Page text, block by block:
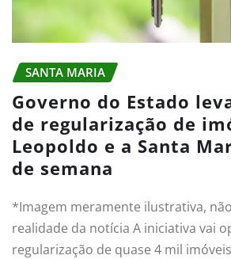
SANTA MARIA
Governo do Estado
de regularização de
Leopoldo e a Santa
de semana
*Imagem meramente ilustrativa,
realidade da notícia A iniciativa vai
regularização de quase 4 mil